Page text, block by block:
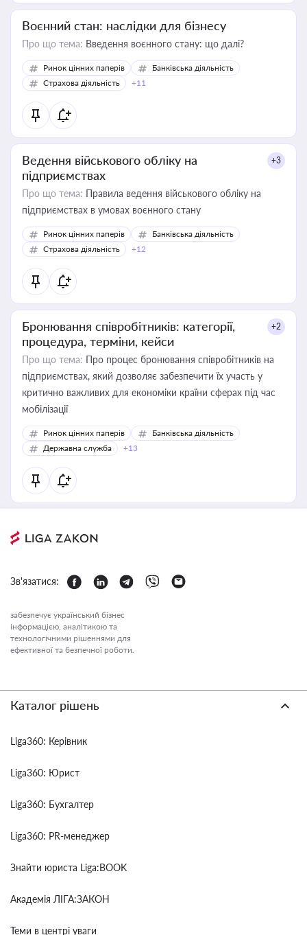
Воєнний стан: наслідки для бізнесу
Про що тема: Введення воєнного стану: що далі?
Ринок цінних паперів
Банківська діяльність
Страхова діяльність
+11
Ведення військового обліку на
підприємствах
+3
Про що тема: Правила ведення військового обліку на
підприємствах в умовах воєнного стану
Ринок цінних паперів
Банківська діяльність
Страхова діяльність
+12
Бронювання співробітників: категорії,
процедура, терміни, кейси
+2
Про що тема: Про процес бронювання співробітників на
підприємствах, який дозволяє забезпечити їх участь у
критично важливих для економіки країни сферах під час
мобілізації
Ринок цінних паперів
Банківська діяльність
Державна служба
+13
Зв'язатися:
забезпечує український бізнес
інформацією, аналітикою та
технологічними рішеннями для
ефективної та безпечної роботи.
Каталог рішень
Liga360: Керівник
Liga360: Юрист
Liga360: Бухгалтер
Liga360: PR-менеджер
Знайти юриста Liga:BOOK
Академія ЛІГА:ЗАКОН
Теми в центрі уваги